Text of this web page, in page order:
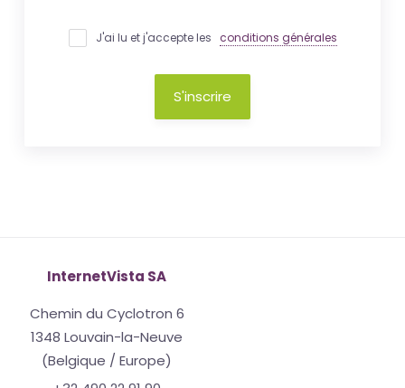
J'ai lu et j'accepte les conditions générales
S'inscrire
InternetVista SA
Chemin du Cyclotron 6
1348 Louvain-la-Neuve
(Belgique / Europe)